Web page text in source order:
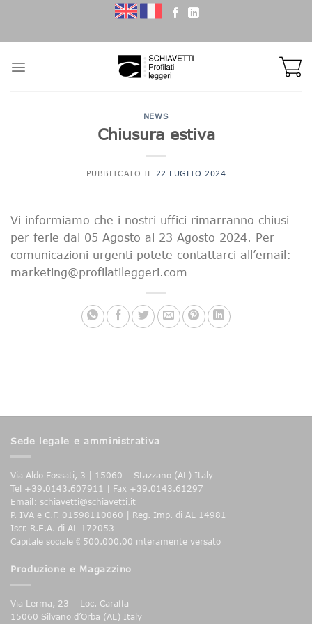
content
NEWS
Chiusura estiva
PUBBLICATO IL 22 LUGLIO 2024
Vi informiamo che i nostri uffici rimarranno chiusi
per ferie dal 05 Agosto al 23 Agosto 2024. Per
comunicazioni urgenti potete contattarci all’email:
marketing@profilatileggeri.com
Sede legale e amministrativa
Via Aldo Fossati, 3 | 15060 – Stazzano (AL) Italy
Tel +39.0143.607911 | Fax +39.0143.61297
Email: schiavetti@schiavetti.it
P. IVA e C.F. 01598110060 | Reg. Imp. di AL 14981
Iscr. R.E.A. di AL 172053
Capitale sociale € 500.000,00 interamente versato
Produzione e Magazzino
Via Lerma, 23 – Loc. Caraffa
15060 Silvano d’Orba (AL) Italy